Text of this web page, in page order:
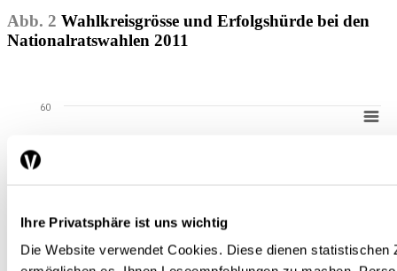
Ihre Privatsphäre ist uns wichtig
Die Website verwendet Cookies. Diese dienen statistischen
Abb. 2 Wahlkreisgrösse und Erfolgshürde bei den
Nationalratswahlen 2011
60